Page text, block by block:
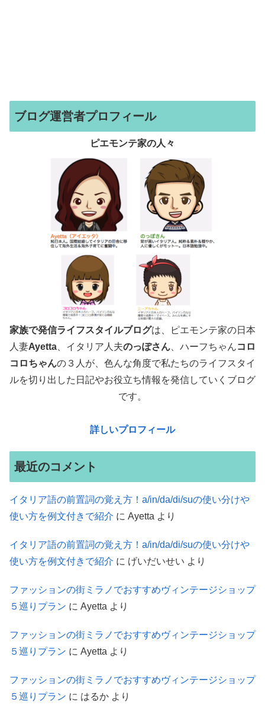
ブログ運営者プロフィール
ピエモンテ家の人々
家族で発信ライフスタイルブログは、ピエモンテ家の日本
人妻Ayetta 、イタリア人夫のっぽさん 、ハーフちゃんコロ
コロちゃんの３人が、色んな角度で私たちのライフスタイ
ルを切り出した日記やお役立ち情報を発信していくブログ
です。
詳しいプロフィール
最近のコメント
イタリア語の前置詞の覚え方！a/in/da/di/suの使い分けや
使い方を例文付きで紹介 に Ayetta より
イタリア語の前置詞の覚え方！a/in/da/di/suの使い分けや
使い方を例文付きで紹介 に げいだいせい より
ファッションの街ミラノでおすすめヴィンテージショップ
５巡りプラン に Ayetta より
ファッションの街ミラノでおすすめヴィンテージショップ
５巡りプラン に Ayetta より
ファッションの街ミラノでおすすめヴィンテージショップ
５巡りプラン に はるか より